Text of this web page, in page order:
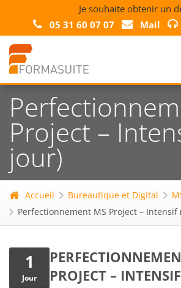
Je souhaite obtenir un
05 31 60 07 07
Mail
Project –
jour)
Accueil Bureautique et Digital
Perfectionnement MS Project – Intensif
1
Jour
PROJECT –